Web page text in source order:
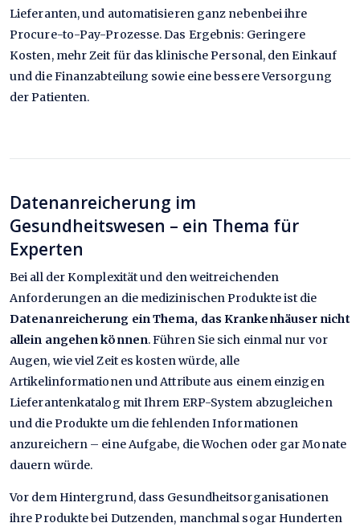
Lieferanten, und automatisieren ganz nebenbei ihre
Procure-to-Pay-Prozesse. Das Ergebnis: Geringere
Kosten, mehr Zeit für das klinische Personal, den Einkauf
und die Finanzabteilung sowie eine bessere Versorgung
der Patienten.
Datenanreicherung im
Gesundheitswesen – ein Thema für
Experten
Bei all der Komplexität und den weitreichenden
Anforderungen an die medizinischen Produkte ist die
Datenanreicherung ein Thema, das Krankenhäuser nicht
allein angehen können. Führen Sie sich einmal nur vor
Augen, wie viel Zeit es kosten würde, alle
Artikelinformationen und Attribute aus einem einzigen
Lieferantenkatalog mit Ihrem ERP-System abzugleichen
und die Produkte um die fehlenden Informationen
anzureichern – eine Aufgabe, die Wochen oder gar Monate
dauern würde.
Vor dem Hintergrund, dass Gesundheitsorganisationen
ihre Produkte bei Dutzenden, manchmal sogar Hunderten